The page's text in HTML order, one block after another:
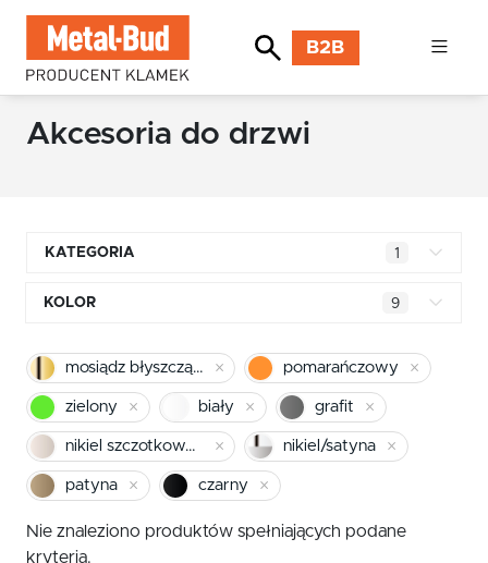
B2B
Akcesoria do drzwi
KATEGORIA 1
Klamki kwadratowe
Klamki INOX stal nierdzewna
Klamki premium
Klamki z długim szyldem
Klamki zewnętrzne
Gałki
KOLOR 9
chrom
pomarańczowy
czerwony
żółty
mosiądz błyszczący pomarańczowy
zielony biały grafit
nikiel szczotkowany mat nikiel/satyna
patyna czarny
Nie znaleziono produktów spełniających podane
kryteria.